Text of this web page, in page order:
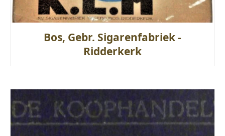
Bos, Gebr. Sigarenfabriek -
Ridderkerk